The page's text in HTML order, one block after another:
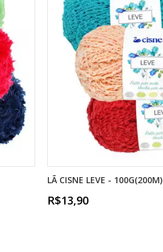
LÃ CISNE LEVE - 100G(200M)
R$13,90